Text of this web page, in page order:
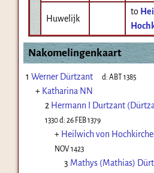
Huwelijk
to
Nakomelingenkaart
1 Werner Dürtzant d:ABT 1385
+ Katharina NN
2 Hermann I Durtzant
1330d: 26 FEB 1379
+ Heilwich von
NOV 1423
3 Mathys (Mathias)